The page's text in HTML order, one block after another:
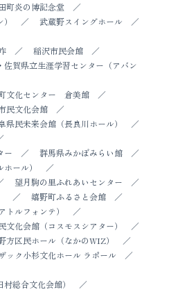
町炎の博記念堂
武蔵野スイングホール
稲沢市民会館
賀県立生涯学習センター（アバン
文化センター 倉美館
民文化会館
県民未来会館（長良川ホール）
ー
群馬県みかぼみらい館
ール）
望月駒の里ふれあいセンター
嬉野町ふるさと会館
ルフォンテ）
文化会館（コスモスシアター）
方区民ホール（なかのWIZ）
ック小杉文化ホール ラポール
総合文化会館）